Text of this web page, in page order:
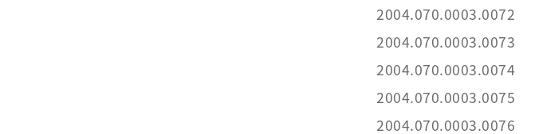
2004.070.0003.0072
2004.070.0003.0073
2004.070.0003.0074
2004.070.0003.0075
2004.070.0003.0076